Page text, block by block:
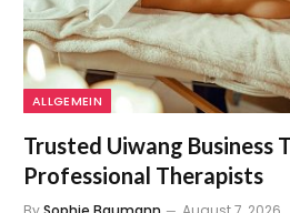
ALLGEMEIN
Trusted Uiwang Business
Professional Therapists